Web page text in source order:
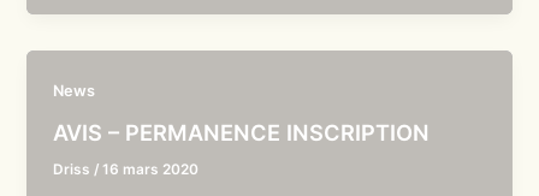
News
AVIS – PERMANENCE INSCRIPTION
Driss /16 mars 2020